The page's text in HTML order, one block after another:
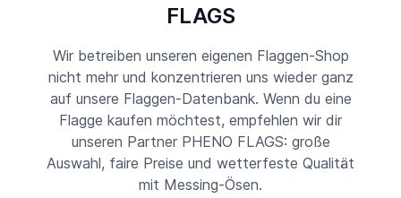
FLAGS
Wir betreiben unseren eigenen Flaggen-Shop
nicht mehr und konzentrieren uns wieder ganz
auf unsere Flaggen-Datenbank. Wenn du eine
Flagge kaufen möchtest, empfehlen wir dir
unseren Partner PHENO FLAGS: große
Auswahl, faire Preise und wetterfeste Qualität
mit Messing-Ösen.